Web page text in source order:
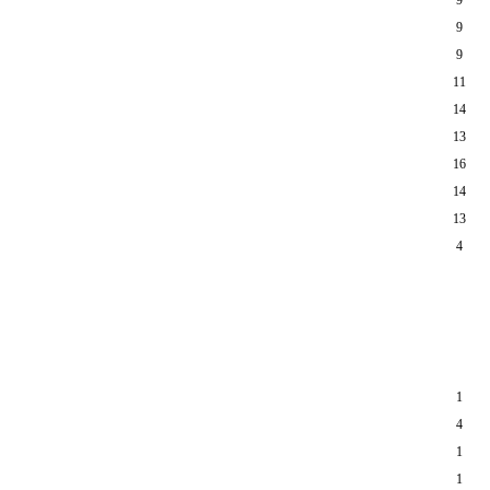
9
9
11
14
13
16
14
13
4
1
4
1
1